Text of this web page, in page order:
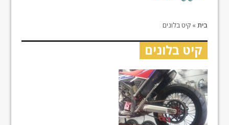
בית » קיט בלונים
קיט בלונים